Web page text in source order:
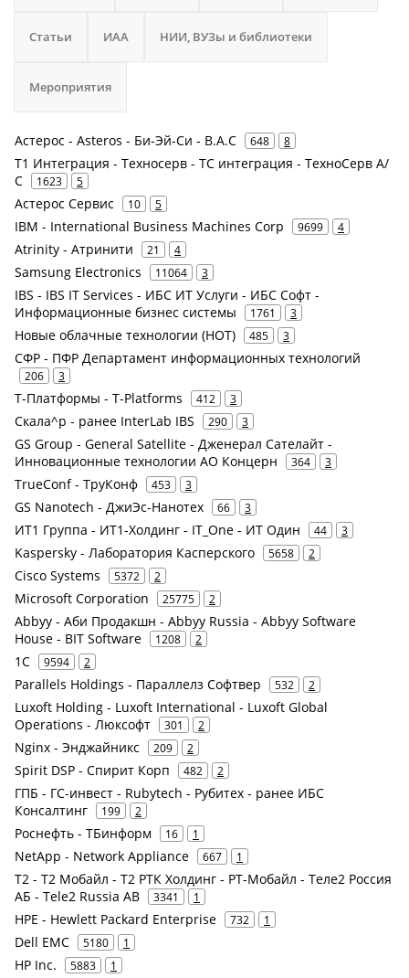
Статьи ИАА НИИ, ВУЗы и библиотеки
Мероприятия
Астерос - Asteros - Би-Эй-Си - B.A.C 648 8
Т1 Интеграция - Техносерв - ТС интеграция - ТехноСерв А/
С
1623 5
Астерос Сервис 10 5
IBM - International Business Machines Corp 9699 4
Atrinity - Атринити 21 4
Samsung Electronics 11064 3
IBS - IBS IT Services - ИБС ИТ Услуги - ИБС Софт -
Информационные бизнес системы
1761 3
Новые облачные технологии (НОТ) 485 3
СФР - ПФР Департамент информационных технологий
206 3
Т-Платформы - T-Platforms 412 3
Скала^р - ранее InterLab IBS 290 3
GS Group - General Satellite - Дженерал Сателайт -
Инновационные технологии АО Концерн
364 3
TrueConf - ТруКонф 453 3
GS Nanotech - ДжиЭс-Нанотех 66 3
ИТ1 Группа - ИТ1-Холдинг - IT_One - ИТ Один 44 3
Kaspersky - Лаборатория Касперского 5658 2
Cisco Systems 5372 2
Microsoft Corporation 25775 2
Abbyy - Аби Продакшн - Abbyy Russia - Abbyy Software
House - BIT Software
1208 2
1С 9594 2
Parallels Holdings - Параллелз Софтвер 532 2
Luxoft Holding - Luxoft International - Luxoft Global
Operations - Люксофт
301 2
Nginx - Энджайникс 209 2
Spirit DSP - Спирит Корп 482 2
ГПБ - ГС-инвест - Rubytech - Рубитех - ранее ИБС
Консалтинг
199 2
Роснефть - ТБинформ 16 1
NetApp - Network Appliance 667 1
Т2 - Т2 Мобайл - Т2 РТК Холдинг - РТ-Мобайл - Теле2 Россия
АБ - Tele2 Russia AB
3341 1
HPE - Hewlett Packard Enterprise 732 1
Dell EMC 5180 1
HP Inc. 5883 1